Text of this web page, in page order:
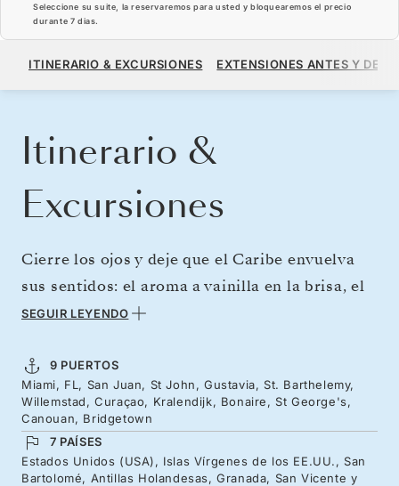
Seleccione su suite, la reservaremos para usted y bloquearemos el precio
durante 7 dias.
4440 US$
ITINERARIO & EXCURSIONES EXTENSIONES ANTES Y
Itinerario &
Excursiones
Cierre los ojos y deje que el Caribe envuelva
sus sentidos: el aroma a vainilla en la brisa, el
suave sonido del oleaje, la sabrosa langosta
su esplendor con este fascinante crucero que
parte de las costas de Miami rumbo a la
belleza con aroma a ron de Barbados. Explore
bahías azul turquesa, playas ocultas de suave
arena blanca y arquitectura colonial con los
SEGUIR LEYENDO
9 PUERTOS
Miami, FL, San Juan, St John, Gustavia, St. Barthelemy,
Willemstad, Curaçao, Kralendijk, Bonaire, St George's,
Canouan, Bridgetown
7 PAÍSES
Estados Unidos (USA), Islas Vírgenes de los EE.UU., San
Bartolomé, Antillas Holandesas, Granada, San Vicente y